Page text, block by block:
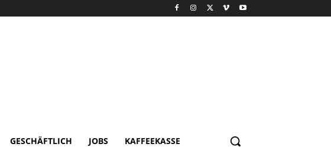
GESCHÄFTLICH JOBS KAFFEEKASSE